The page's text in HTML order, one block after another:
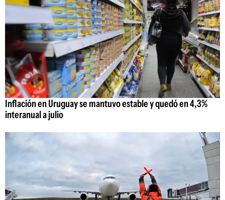
Inflación en Uruguay se mantuvo estable y quedó en 4,3%
interanual a julio